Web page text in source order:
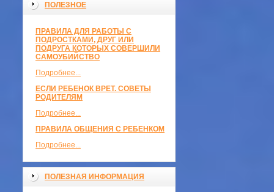
ПОЛЕЗНОЕ
ПРАВИЛА ДЛЯ РАБОТЫ С
ПОДРОСТКАМИ, ДРУГ ИЛИ
ПОДРУГА КОТОРЫХ СОВЕРШИЛИ
САМОУБИЙСТВО
Подробнее...
ЕСЛИ РЕБЕНОК ВРЕТ. СОВЕТЫ
РОДИТЕЛЯМ
Подробнее...
ПРАВИЛА ОБЩЕНИЯ С РЕБЕНКОМ
Подробнее...
ПОЛЕЗНАЯ ИНФОРМАЦИЯ